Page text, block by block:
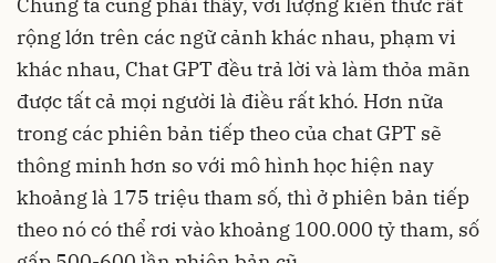
rộng lớn trên các ngữ cảnh khác nhau, phạm vi
khác nhau, Chat GPT đều trả lời và làm thỏa mãn
được tất cả mọi người là điều rất khó. Hơn nữa
trong các phiên bản tiếp theo của chat GPT sẽ
thông minh hơn so với mô hình học hiện nay
khoảng là 175 triệu tham số, thì ở phiên bản tiếp
theo nó có thể rơi vào khoảng 100.000 tỷ tham, số